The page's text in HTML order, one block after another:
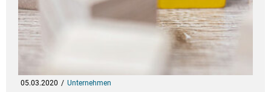
05.03.2020 Unternehmen